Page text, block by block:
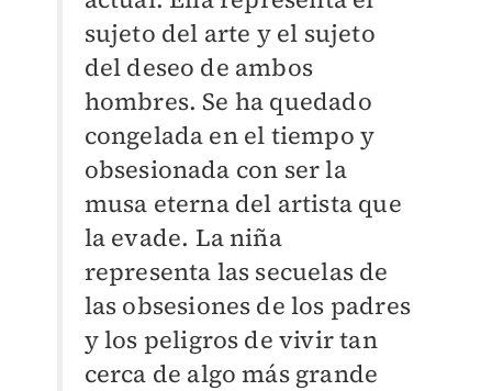
sujeto del arte y el sujeto
del deseo de ambos
hombres. Se ha quedado
congelada en el tiempo y
obsesionada con ser la
musa eterna del artista que
la evade. La niña
representa las secuelas de
las obsesiones de los padres
y los peligros de vivir tan
cerca de algo más grande